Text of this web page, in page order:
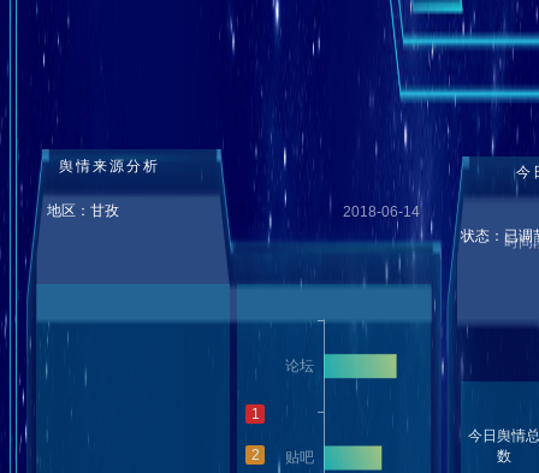
舆情来源分析
地区：甘孜 2018-06-14
1
2
今
状态：已调
时间
今日舆情总
数